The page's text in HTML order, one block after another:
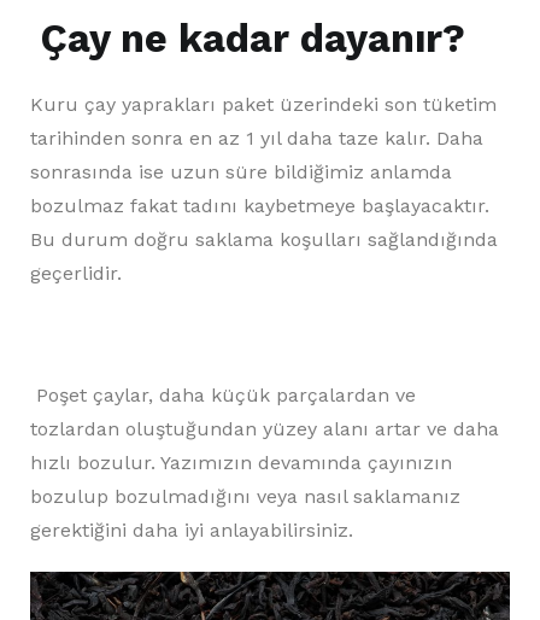
Çay ne kadar dayanır?
Kuru çay yaprakları paket üzerindeki son tüketim
tarihinden sonra en az 1 yıl daha taze kalır. Daha
sonrasında ise uzun süre bildiğimiz anlamda
bozulmaz fakat tadını kaybetmeye başlayacaktır.
Bu durum doğru saklama koşulları sağlandığında
geçerlidir.
Poşet çaylar, daha küçük parçalardan ve
tozlardan oluştuğundan yüzey alanı artar ve daha
hızlı bozulur. Yazımızın devamında çayınızın
bozulup bozulmadığını veya nasıl saklamanız
gerektiğini daha iyi anlayabilirsiniz.